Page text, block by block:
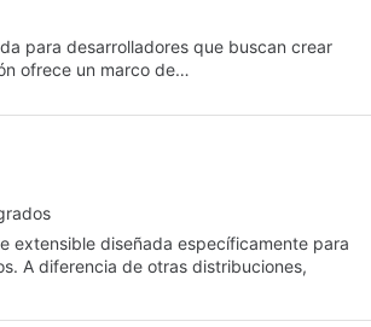
para desarrolladores que buscan crear
ofrece un marco de…
extensible diseñada específicamente para
A diferencia de otras distribuciones,